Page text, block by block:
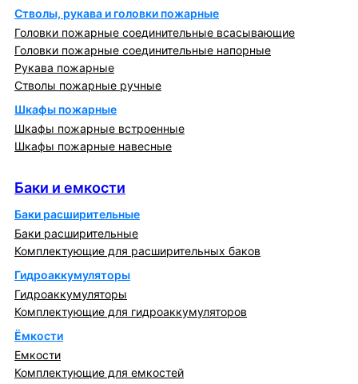
Стволы, рукава и головки пожарные
Головки пожарные соединительные всасывающие
Головки пожарные соединительные напорные
Рукава пожарные
Стволы пожарные ручные
Шкафы пожарные
Шкафы пожарные встроенные
Шкафы пожарные навесные
Баки и емкости
Баки расширительные
Баки расширительные
Комплектующие для расширительных баков
Гидроаккумуляторы
Гидроаккумуляторы
Комплектующие для гидроаккумуляторов
Ёмкости
Емкости
Комплектующие для емкостей